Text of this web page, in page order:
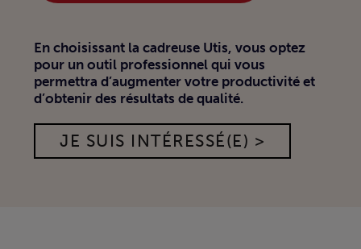
En choisissant la cadreuse Utis, vous optez
pour un outil professionnel qui vous
permettra d’augmenter votre productivité et
d’obtenir des résultats de qualité.
JE SUIS INTÉRESSÉ(E) >